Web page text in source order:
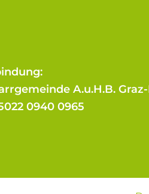
A.u.H.B.
0940 0965